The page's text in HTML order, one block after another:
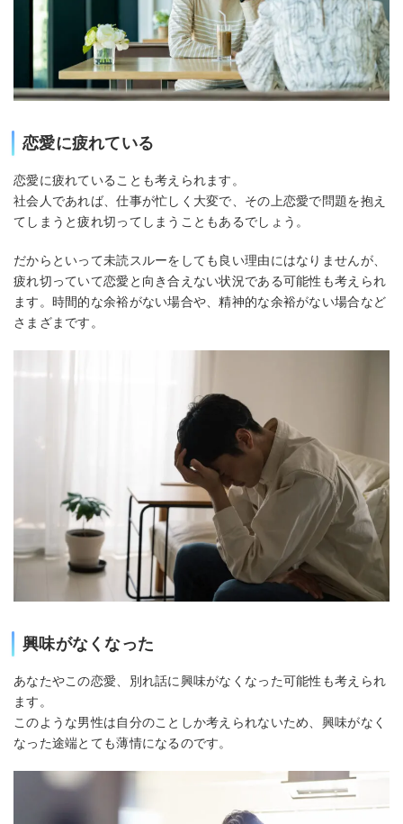
恋愛に疲れている
恋愛に疲れていることも考えられます。
社会人であれば、仕事が忙しく大変で、その上恋愛で問題を抱え
てしまうと疲れ切ってしまうこともあるでしょう。
だからといって未読スルーをしても良い理由にはなりませんが、
疲れ切っていて恋愛と向き合えない状況である可能性も考えられ
ます。時間的な余裕がない場合や、精神的な余裕がない場合など
さまざまです。
興味がなくなった
あなたやこの恋愛、別れ話に興味がなくなった可能性も考えられ
ます。
このような男性は自分のことしか考えられないため、興味がなく
なった途端とても薄情になるのです。